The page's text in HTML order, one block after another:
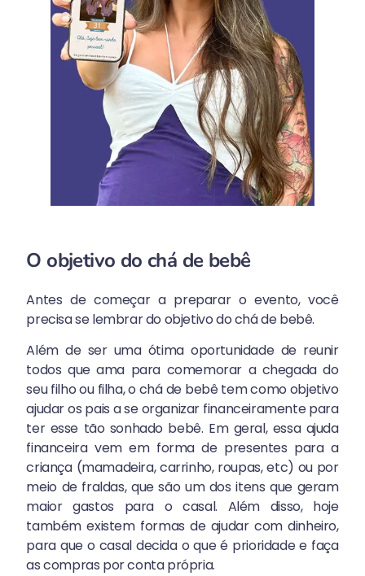
O objetivo do chá de bebê
Antes de começar a preparar o evento, você
precisa se lembrar do objetivo do chá de bebê.
Além de ser uma ótima oportunidade de reunir
todos que ama para comemorar a chegada do
seu filho ou filha, o chá de bebê tem como objetivo
ajudar os pais a se organizar financeiramente para
ter esse tão sonhado bebê. Em geral, essa ajuda
financeira vem em forma de presentes para a
criança (mamadeira, carrinho, roupas, etc) ou por
meio de fraldas, que são um dos itens que geram
maior gastos para o casal. Além disso, hoje
também existem formas de ajudar com dinheiro,
para que o casal decida o que é prioridade e faça
as compras por conta própria.